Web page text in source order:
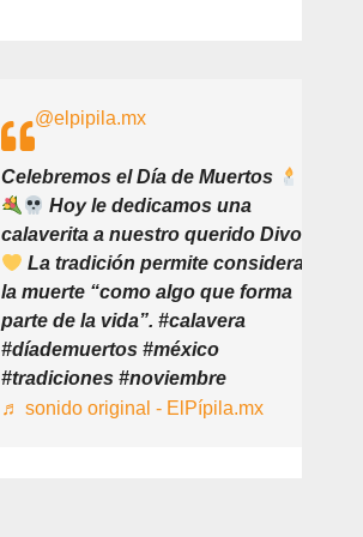
@elpipila.mx
Celebremos el Día de Muertos
Hoy le dedicamos una
calaverita a nuestro querido Divo
La tradición permite considerar
la muerte “como algo que forma
parte de la vida”. #calavera
#díademuertos #méxico
#tradiciones #noviembre
♬ sonido original - ElPípila.mx